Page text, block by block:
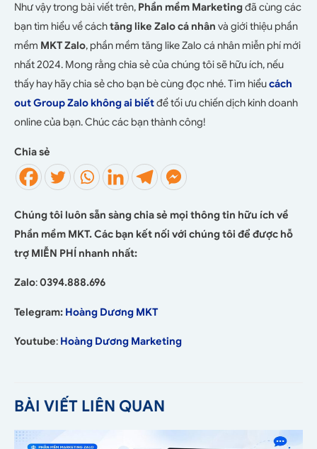
Như vậy trong bài viết trên, Phần mềm Marketingđã cùng các
bạn tìm hiểu về cáchtăng like Zalo cá nhân và giới thiệu phần
mềm MKT Zalo, phần mềm tăng like Zalo cá nhân miễn phí mới
nhất 2024. Mong rằng chia sẻ của chúng tôi sẽ hữu ích, nếu
thấy hay hãy chia sẻ cho bạn bè cùng đọc nhé. Tìm hiểucách
out Group Zalo không ai biếtđể tối ưu chiến dịch kinh doanh
online của bạn. Chúc các bạn thành công!
Chia sẻ
Chúng tôi luôn sẵn sàng chia sẻ mọi thông tin hữu ích về
Phần mềm MKT. Các bạn kết nối với chúng tôi để được hỗ
trợ MIỄN PHÍ nhanh nhất:
Zalo:0394.888.696
Telegram: Hoàng Dương MKT
Youtube: Hoàng Dương Marketing
BÀI VIẾT LIÊN QUAN